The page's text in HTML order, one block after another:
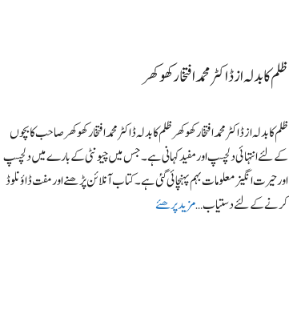
ظلم کا بدلہ از ڈاکٹر محمد افتخار کھوکھر
ظلم کا بدلہ از ڈاکٹر محمد افتخار کھوکھر ظلم کا بدلہ ڈاکٹر محمد افتخار کھوکھرصاحب کا بچوں
کے لئے انتہائی دلچسپ اور مفید کہانی ہے۔ جس میں چیونٹی کے بارے میں دلچسپ
اور حیرت انگیز معلومات بہم پہنچائی گئی ہے۔ کتاب آنلائن پڑھنے اور مفت ڈاؤنلوڈ
کرنے کے لئے دستیاب …مزید پرھئے